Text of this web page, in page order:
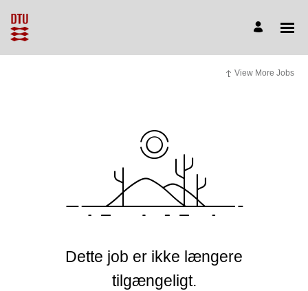
View More Jobs
Dette job er ikke længere
tilgængeligt.